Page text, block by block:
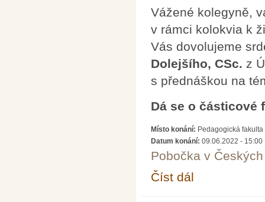
Vážené kolegyně,
v rámci kolokvia k
Vás dovolujeme
Dolejšího, CSc. z
s přednáškou na
Dá se o částicové
Místo konání: Pedagogická
Datum konání: 09.06.2022 - 15:00
Pobočka v
Číst dál